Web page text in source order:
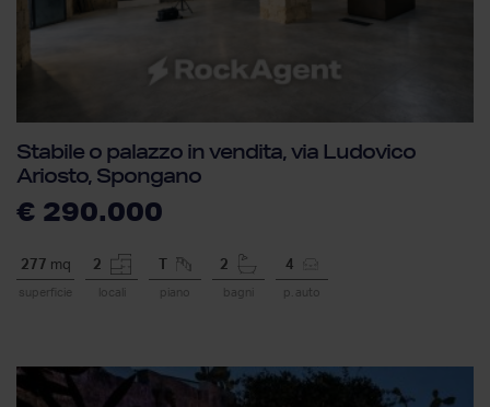
Stabile o palazzo in vendita, via Ludovico
Ariosto, Spongano
€ 290.000
277 mq
superficie
2
locali piano
2
bagni
4
p. auto